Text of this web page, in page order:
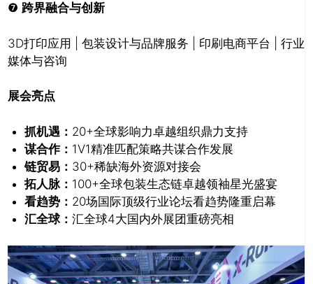
❼ 跨界融合与创新
3D打印应用 | 包装设计与品牌服务 | 印刷电商平台 | 行业
媒体与咨询
展会亮点
抓机遇： 20+全球影响力卓越组织鼎力支持
谋合作： 1V1精准匹配策略共谋合作发展
链贸易： 30+稀缺海外资源对接会
拓人脉： 100+全球包装生态链卓越领袖星光盛宴
看趋势： 20场国际顶级行业论坛看趋势隆重启幕
汇全球： 汇全球4大国内外展团重磅亮相